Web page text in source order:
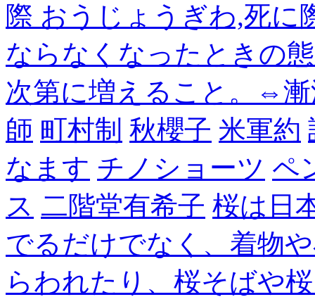
際 おうじょうぎわ,死に
ならなくなったときの
次第に増えること。⇔
師 町村制 秋櫻子 米軍約
なます チノショーツ ペ
ス 二階堂有希子 桜は日
でるだけでなく、着物
らわれたり、桜そばや